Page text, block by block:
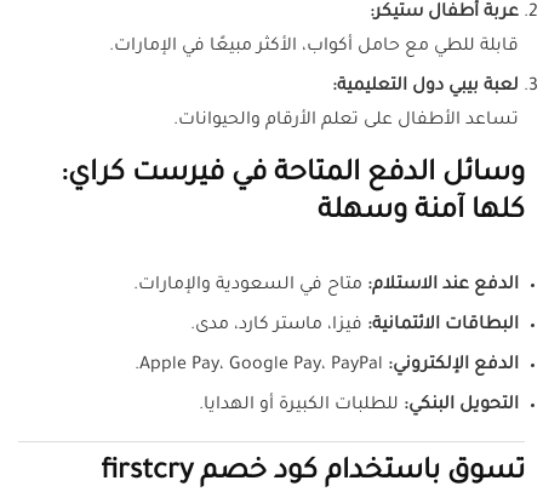
عربة أطفال ستيكر:
قابلة للطي مع حامل أكواب، الأكثر مبيعًا في الإمارات.
لعبة بيبي دول التعليمية:
تساعد الأطفال على تعلم الأرقام والحيوانات.
وسائل الدفع المتاحة في فيرست كراي:
كلها آمنة وسهلة
الدفع عند الاستلام: متاح في السعودية والإمارات.
البطاقات الائتمانية: فيزا، ماستر كارد، مدى.
الدفع الإلكتروني:
التحويل البنكي: للطلبات الكبيرة أو الهدايا.
تسوق باستخدام كود خصم firstcry